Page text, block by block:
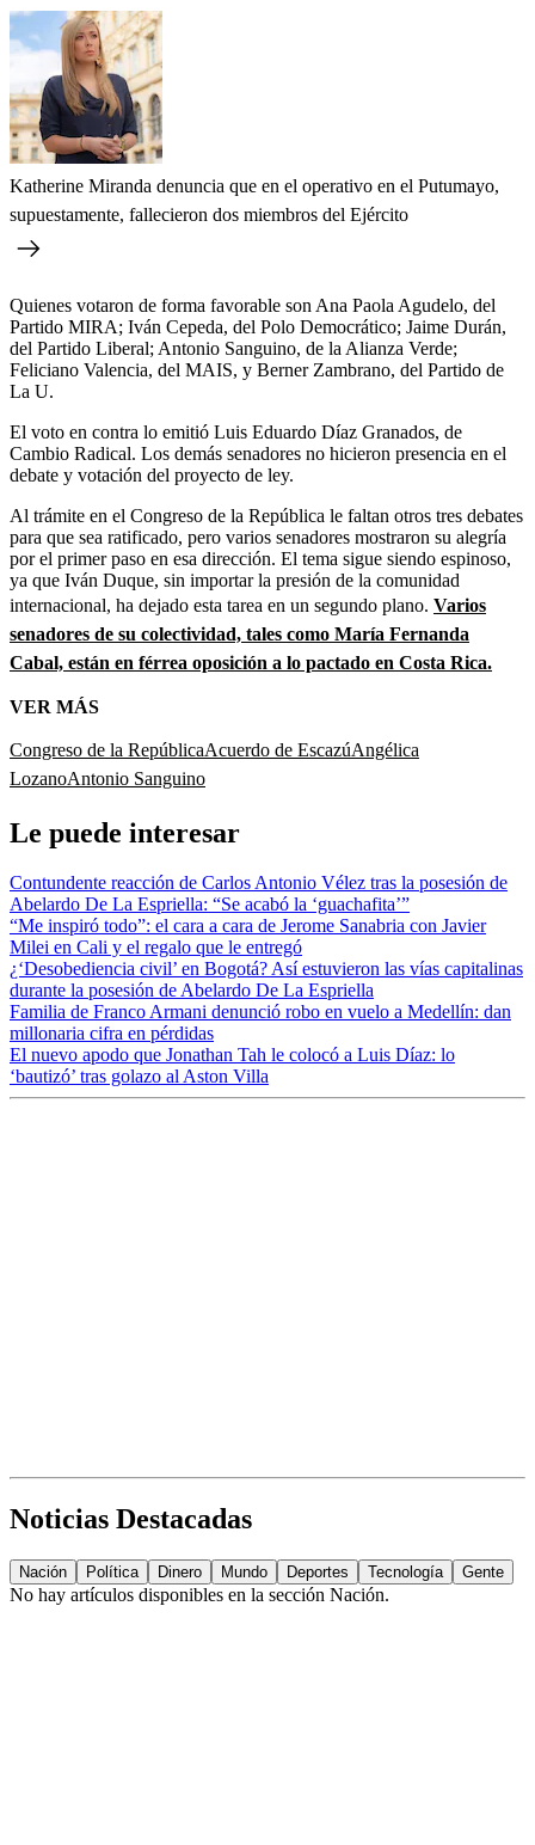
Katherine Miranda denuncia que en el operativo en el Putumayo,
supuestamente, fallecieron dos miembros del Ejército
Quienes votaron de forma favorable son Ana Paola Agudelo, del
Partido MIRA; Iván Cepeda, del Polo Democrático; Jaime Durán,
del Partido Liberal; Antonio Sanguino, de la Alianza Verde;
Feliciano Valencia, del MAIS, y Berner Zambrano, del Partido de
La U.
El voto en contra lo emitió Luis Eduardo Díaz Granados, de
Cambio Radical. Los demás senadores no hicieron presencia en el
debate y votación del proyecto de ley.
Al trámite en el Congreso de la República le faltan otros tres debates
para que sea ratificado, pero varios senadores mostraron su alegría
por el primer paso en esa dirección. El tema sigue siendo espinoso,
ya que Iván Duque, sin importar la presión de la comunidad
internacional, ha dejado esta tarea en un segundo plano. Varios
senadores de su colectividad, tales como María Fernanda
Cabal, están en férrea oposición a lo pactado en Costa Rica.
VER MÁS
Congreso de la RepúblicaAcuerdo de EscazúAngélica
LozanoAntonio Sanguino
Le puede interesar
Contundente reacción de Carlos Antonio Vélez tras la posesión de
Abelardo De La Espriella: “Se acabó la ‘guachafita’”
“Me inspiró todo”: el cara a cara de Jerome Sanabria con Javier
Milei en Cali y el regalo que le entregó
¿‘Desobediencia civil’ en Bogotá? Así estuvieron las vías capitalinas
durante la posesión de Abelardo De La Espriella
Familia de Franco Armani denunció robo en vuelo a Medellín: dan
millonaria cifra en pérdidas
El nuevo apodo que Jonathan Tah le colocó a Luis Díaz: lo
‘bautizó’ tras golazo al Aston Villa
Noticias Destacadas
Nación Política Dinero Mundo Deportes Tecnología Gente
No hay artículos disponibles en la sección Nación.